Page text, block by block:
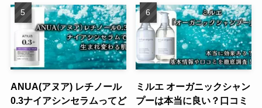
ANUA(アヌア) レチノール
0.3ナイアシンセラムってど
ミルエ オーガニックシャン
プーは本当に良い？口コミ